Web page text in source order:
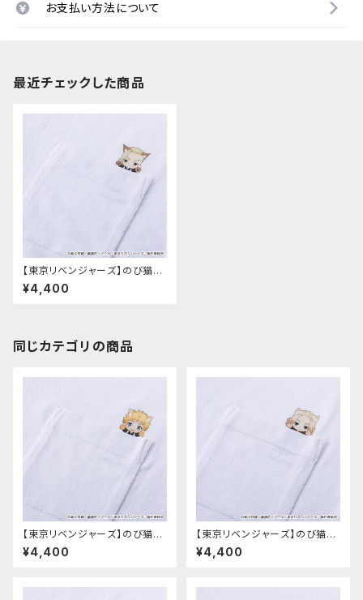
お支払い方法について
最近チェックした商品
【東京リベンジャーズ】のび猫T
シャツ（龍宮寺 堅）
¥4,400
同じカテゴリの商品
【東京リベンジャーズ】のび猫T
シャツ（花垣 武道）
¥4,400
【東京リベンジャーズ】のび猫T
シャツ（佐野 万次郎）
¥4,400